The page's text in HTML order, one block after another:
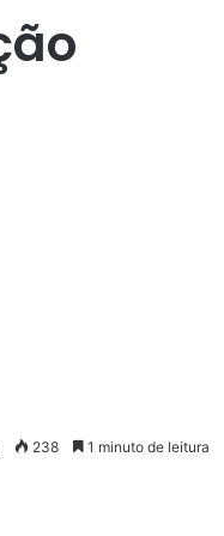
238 1 minuto de leitura